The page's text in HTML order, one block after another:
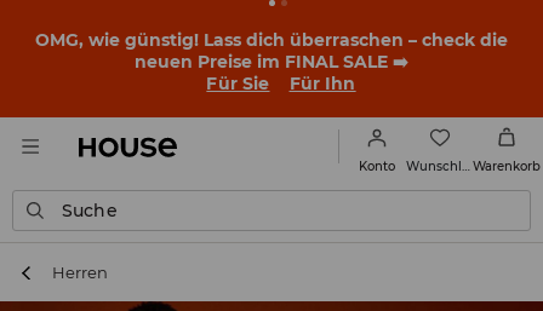
OMG, wie günstig! Lass dich überraschen – check die
neuen Preise im FINAL SALE ➡️
Für Sie
Für Ihn
Konto Warenkorb
Suche
Herren